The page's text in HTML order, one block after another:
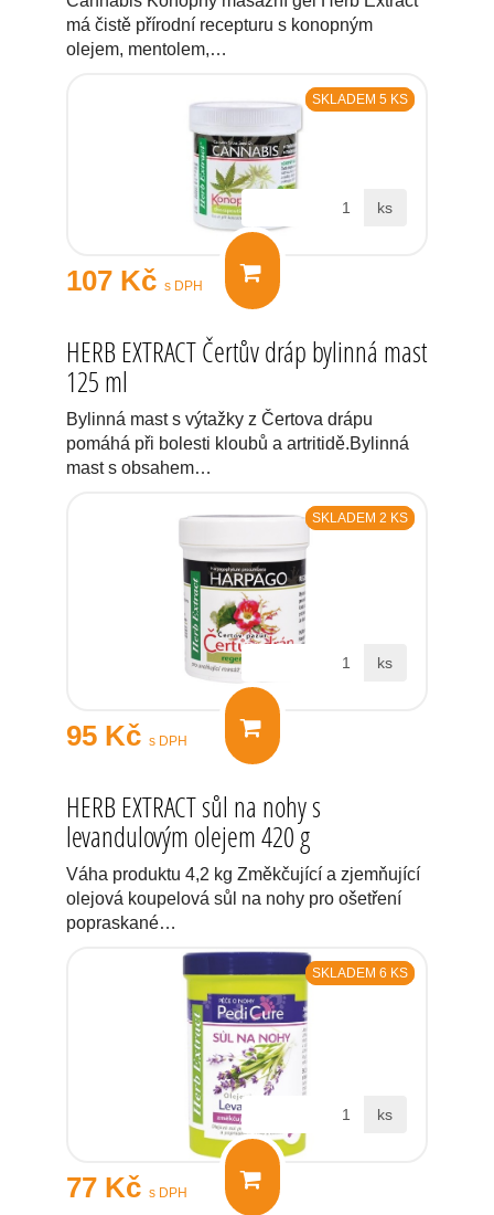
má čistě přírodní recepturu s konopným
olejem, mentolem,…
SKLADEM 5 KS
107 Kč s DPH
ks
HERB EXTRACT Čertův dráp bylinná mast
125 ml
Bylinná mast s výtažky z Čertova drápu
pomáhá při bolesti kloubů a artritidě.Bylinná
mast s obsahem…
SKLADEM 2 KS
95 Kč s DPH
ks
HERB EXTRACT sůl na nohy s
levandulovým olejem 420 g
Váha produktu 4,2 kg Změkčující a zjemňující
olejová koupelová sůl na nohy pro ošetření
popraskané…
SKLADEM 6 KS
77 Kč s DPH
ks